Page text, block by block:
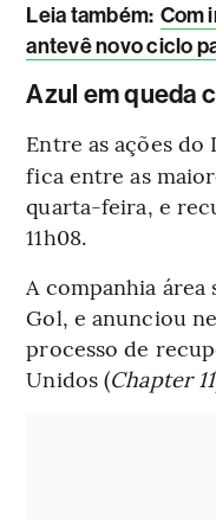
Leia também: Com
antevê novo ciclo
Azul em queda
Entre as ações do
fica entre as
quarta-feira, e
11h08.
A companhia área
Gol, e anunciou
processo de
Unidos (Chapter 11